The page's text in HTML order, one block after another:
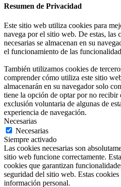
Resumen de Privacidad
Este sitio web utiliza cookies para
navega por el sitio web. De estas, las
necesarias se almacenan en su
el funcionamiento de las
También utilizamos cookies de
comprender cómo utiliza este sitio
almacenarán en su navegador solo
tiene la opción de optar por no recibir
exclusión voluntaria de algunas de
experiencia de navegación.
Necesarias
Necesarias
Siempre activado
Las cookies necesarias son
sitio web funcione correctamente.
cookies que garantizan
seguridad del sitio web. Estas
información personal.